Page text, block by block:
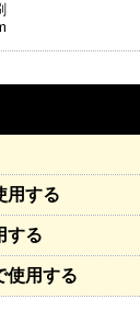
用する
する
使用する